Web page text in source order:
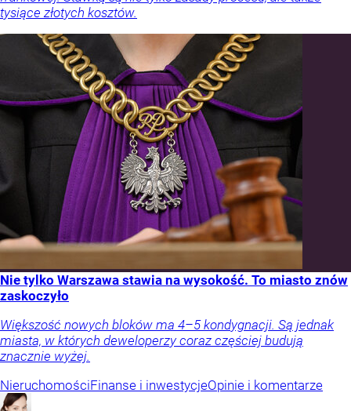
tysiące złotych kosztów.
Nie tylko Warszawa stawia na wysokość. To miasto znów
zaskoczyło
Większość nowych bloków ma 4–5 kondygnacji. Są jednak
miasta, w których deweloperzy coraz częściej budują
znacznie wyżej.
NieruchomościFinanse i inwestycjeOpinie i komentarze